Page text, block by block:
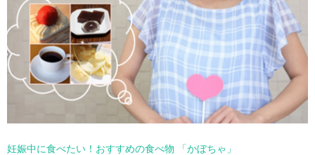
妊娠中に食べたい！おすすめの食べ物 「かぼちゃ」